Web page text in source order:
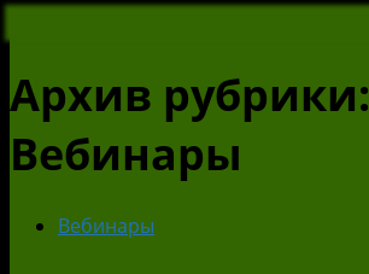
Архив рубрики:
Вебинары
Вебинары